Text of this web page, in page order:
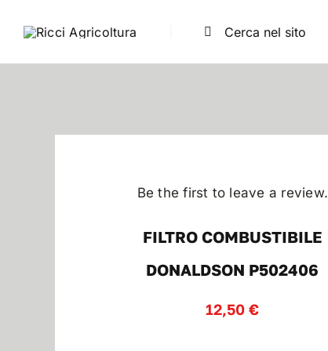
Cerca
Be the first to leave a review.
FILTRO COMBUSTIBILE
DONALDSON P502406
12,50€